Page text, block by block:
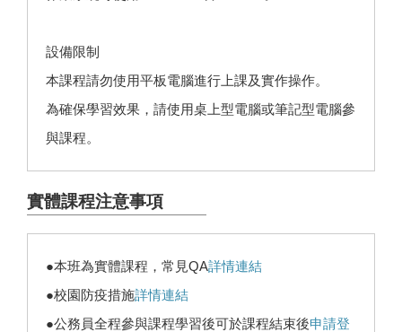
設備限制
本課程請勿使用平板電腦進行上課及實作操作。
為確保學習效果，請使用桌上型電腦或筆記型電腦參
與課程。
實體課程注意事項
●本班為實體課程，常見QA詳情連結
●校園防疫措施詳情連結
●公務員全程參與課程學習後可於課程結束後申請登